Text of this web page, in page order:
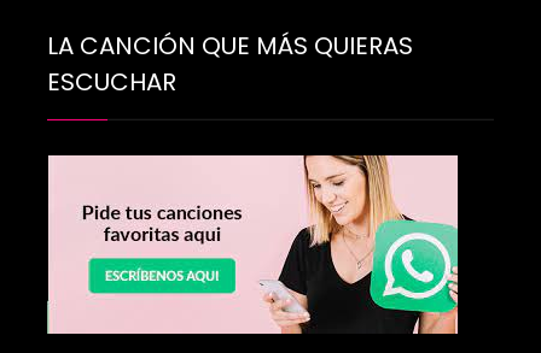
LA CANCIÓN QUE MÁS QUIERAS
ESCUCHAR